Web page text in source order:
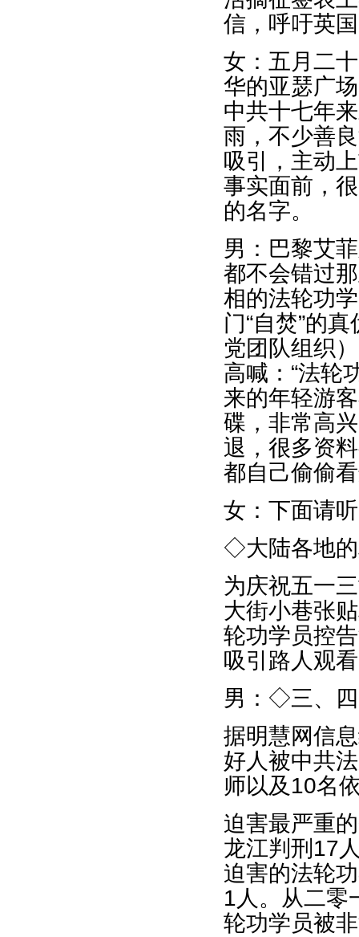
信，呼吁英
女：五月二
华的亚瑟广
中共十七年
雨，不少善
吸引，主动
事实面前，
的名字。
男：巴黎艾
都不会错过
相的法轮功
门“自焚”的
党团队组织
高喊：“法轮
来的年轻游
碟，非常高
退，很多资
都自己偷偷
女：下面请
◇大陆各地
为庆祝五一
大街小巷张
轮功学员控
吸引路人观
男：◇三、
据明慧网信
好人被中共
师以及10名
迫害最严重
龙江判刑17
迫害的法轮
1人。从二零
轮功学员被